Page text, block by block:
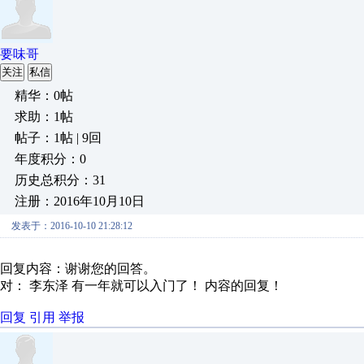
要味哥
关注 私信
精华：0帖
求助：1帖
帖子：1帖 | 9回
年度积分：0
历史总积分：31
注册：2016年10月10日
发表于：2016-10-10 21:28:12
回复内容： 谢谢您的回答。
对： 李东泽 有一年就可以入门了！ 内容的回复！
回复 引用 举报